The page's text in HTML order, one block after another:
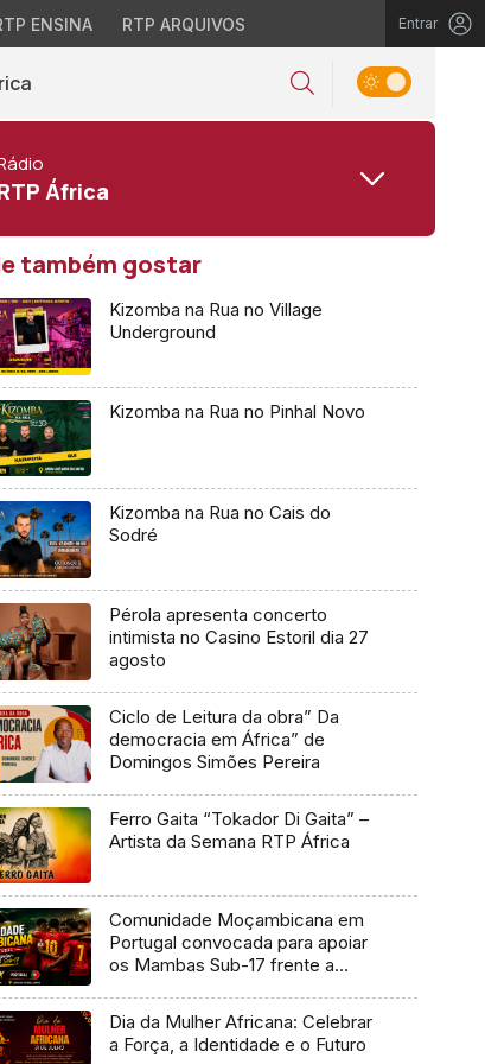
ENSINA RTP ARQUIVOS Entrar
África
também gostar
Kizomba na Rua no Village
Underground
Kizomba na Rua no Pinhal Novo
Kizomba na Rua no Cais do
Sodré
Pérola apresenta concerto
intimista no Casino Estoril dia 27
agosto
Ciclo de Leitura da obra” Da
democracia em África” de
Domingos Simões Pereira
Ferro Gaita “Tokador Di Gaita” –
Artista da Semana RTP África
Comunidade Moçambicana em
Portugal convocada para apoiar
os Mambas Sub-17 frente a
Dia da Mulher Africana: Celebrar
a Força, a Identidade e o Futuro